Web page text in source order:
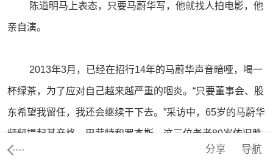
陈道明马上表态，只要马蔚华写，他就找人拍电影，他
亲自演。
2013年3月，已经在招行14年的马蔚华声音暗哑，喝一
杯绿茶，为了应对自己越来越严重的咽炎。“只要董事会、股
东希望我留任，我还会继续干下去。”采访中，65岁的马蔚华
频频提起基辛格、巴菲特和罗杰斯，这三位老者80岁依旧胜
任工作。 导航
分享